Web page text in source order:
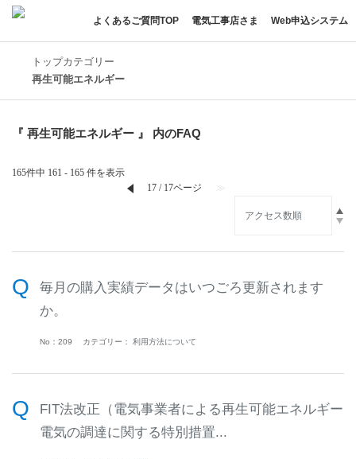
よくあるご質問TOP 電気工事店さま Web申込システム
トップカテゴリー
再生可能エネルギー
『 再生可能エネルギー 』 内のFAQ
165件中 161 - 165 件を表示
≪
17 / 17ページ ≫
毎月の購入実績データはいつごろ更新されます
か。
No：209 カテゴリー： 利用方法について
FIT法改正（電気事業者による再生可能エネルギー
電気の調達に関する特別措置...